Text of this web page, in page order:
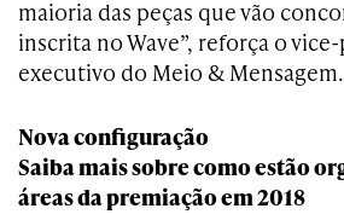
maioria das peças que vão
inscrita no Wave”, reforça o
executivo do Meio & Mensagem.
Nova configuração
Saiba mais sobre como estão
áreas da premiação em 2018